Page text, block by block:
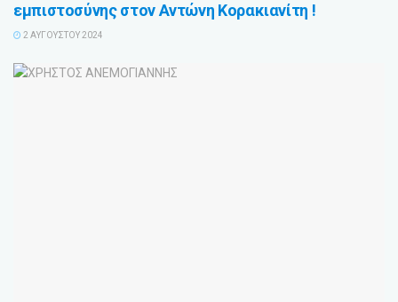
εμπιστοσύνης στον Αντώνη Κορακιανίτη !
2 ΑΥΓΟΎΣΤΟΥ 2024